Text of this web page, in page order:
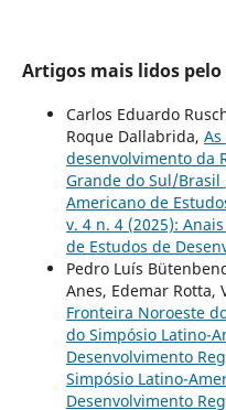
Artigos mais lidos
Carlos Eduardo
Roque Dallabrida,
desenvolvimento da
Grande do Sul/Brasil
Americano de
v. 4 n. 4 (2025):
de Estudos de
Pedro Luís
Anes, Edemar Rotta,
Fronteira Noroeste
do Simpósio Latino-
Desenvolvimento
Simpósio Latino-
Desenvolvimento